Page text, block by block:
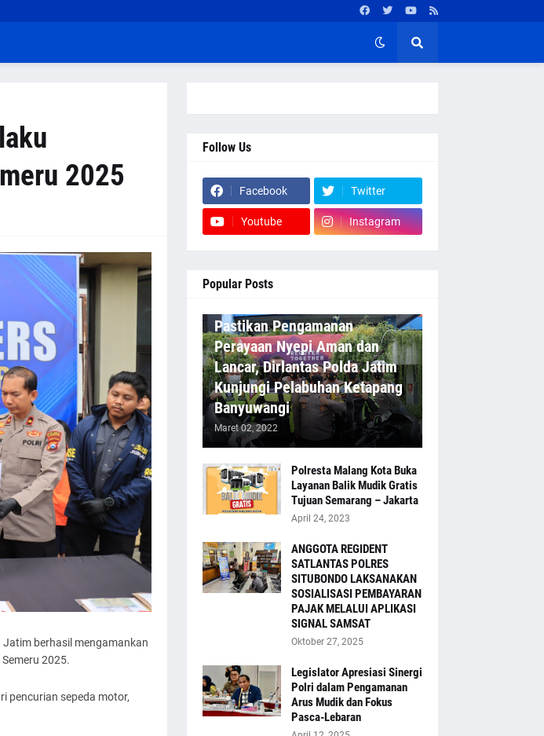
2025
Jatim berhasil mengamankan
2025.
pencurian sepeda motor,
Follow Us
Facebook Twitter
Youtube Instagram
Popular Posts
Pastikan Pengamanan
Perayaan Nyepi Aman dan
Lancar, Dirlantas Polda Jatim
Kunjungi Pelabuhan Ketapang
Banyuwangi
Maret 02, 2022
Polresta Malang Kota Buka
Layanan Balik Mudik Gratis
Tujuan Semarang – Jakarta
April 24, 2023
ANGGOTA REGIDENT
SATLANTAS POLRES
SITUBONDO LAKSANAKAN
SOSIALISASI PEMBAYARAN
PAJAK MELALUI APLIKASI
SIGNAL SAMSAT
Oktober 27, 2025
Legislator Apresiasi Sinergi
Polri dalam Pengamanan
Arus Mudik dan Fokus
Pasca-Lebaran